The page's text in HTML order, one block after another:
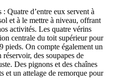
Quatre d’entre eux servent à
et à le mettre à niveau, offrant
activités. Les quatre vérins
centrale du toit supérieur pour
pieds. On compte également un
des soupapes de
Des pignons et des chaînes
et un attelage de remorque pour